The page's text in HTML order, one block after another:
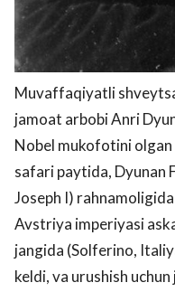
Muvaffaqiyatli
jamoat arbobi Anri
Nobel mukofotini olgan
safari paytida, Dyunan
Joseph I)
Avstriya imperiyasi
jangida (Solferino,
keldi, va urushish